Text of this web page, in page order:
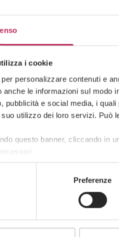
i cookie
personalizzare contenuti e
anche le informazioni sul
pubblicità e social media, i
utilizzo dei loro servizi. Può
questo banner, cliccando in
Preferenze